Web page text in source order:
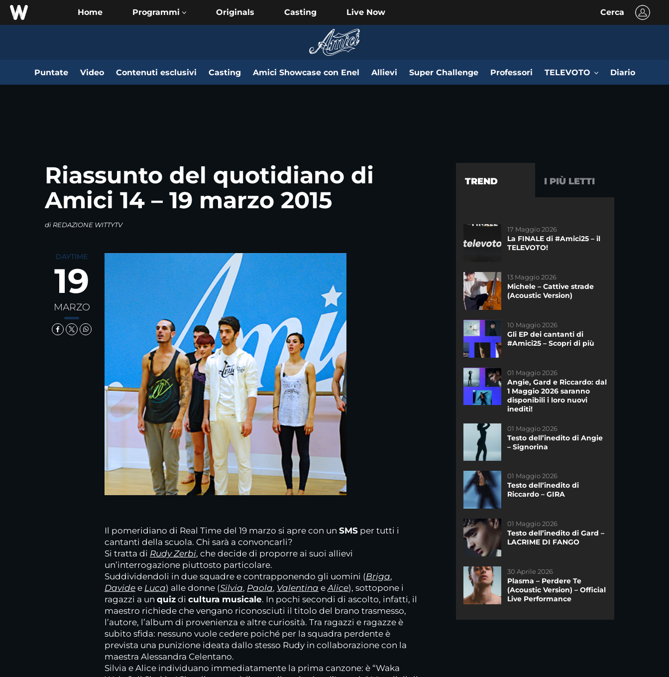
Home Originals Casting Live Now Cerca
Puntate Video Contenuti esclusivi Casting Amici Showcase con Enel Allievi Super Challenge Professori TELEVOTO Diario
Riassunto del quotidiano di
Amici 14 – 19 marzo 2015
di REDAZIONE WITTYTV
DAYTIME
19
MARZO
Il pomeridiano di Real Time del 19 marzo si apre con un SMS per tutti i
cantanti della scuola. Chi sarà a convoncarli?
Si tratta di Rudy Zerbi, che decide di proporre ai suoi allievi
un’interrogazione piuttosto particolare.
Suddividendoli in due squadre e contrapponendo gli uomini (Briga,
Davide e Luca) alle donne (Silvia, Paola, Valentina e Alice), sottopone i
ragazzi a un quiz di cultura musicale. In pochi secondi di ascolto, infatti, il
maestro richiede che vengano riconosciuti il titolo del brano trasmesso,
l’autore, l’album di provenienza e altre curiosità. Tra ragazzi e ragazze è
subito sfida: nessuno vuole cedere poiché per la squadra perdente è
prevista una punizione ideata dallo stesso Rudy in collaborazione con la
maestra Alessandra Celentano.
Silvia e Alice individuano immediatamente la prima canzone: è “Waka
TREND I PIÙ LETTI
17 Maggio 2026
La FINALE di #Amici25 – il
TELEVOTO!
13 Maggio 2026
Michele – Cattive strade
(Acoustic Version)
10 Maggio 2026
Gli EP dei cantanti di
#Amici25 – Scopri di più
01 Maggio 2026
Angie, Gard e Riccardo: dal
1 Maggio 2026 saranno
disponibili i loro nuovi
inediti!
01 Maggio 2026
Testo dell’inedito di Angie
– Signorina
01 Maggio 2026
Testo dell’inedito di
Riccardo – GIRA
01 Maggio 2026
Testo dell’inedito di Gard –
LACRIME DI FANGO
30 Aprile 2026
Plasma – Perdere Te
(Acoustic Version) – Official
Live Performance
01 Giugno 2023
L’11 Giugno 2023 il concerto
esclusivo dei ragazzi di
14 Novembre 2020
Freddy è sponsor tecnico
di #Amici20!
23 Gennaio 2019
Testo dell’inedito di
Giordana Angi “Casa”
27 Gennaio 2026
I nuovi inediti dei cantanti
di #Amici25: ascoltali ora!
Testo dell’inedito di
Federica – Scivola
DAYTIME
Riassunto dello Speciale di
sabato del 21/11
DAYTIME
La finale di #Amici24 –
Televoto!
Riassunto dello speciale
del sabato di #Amici20 del
19 Dicembre
DAYTIME